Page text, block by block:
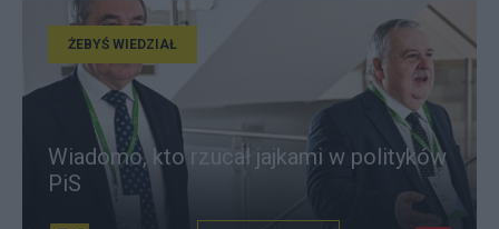
ŻEBYŚ WIEDZIAŁ
Wiadomo, kto rzucał jajkami w polityków
PiS